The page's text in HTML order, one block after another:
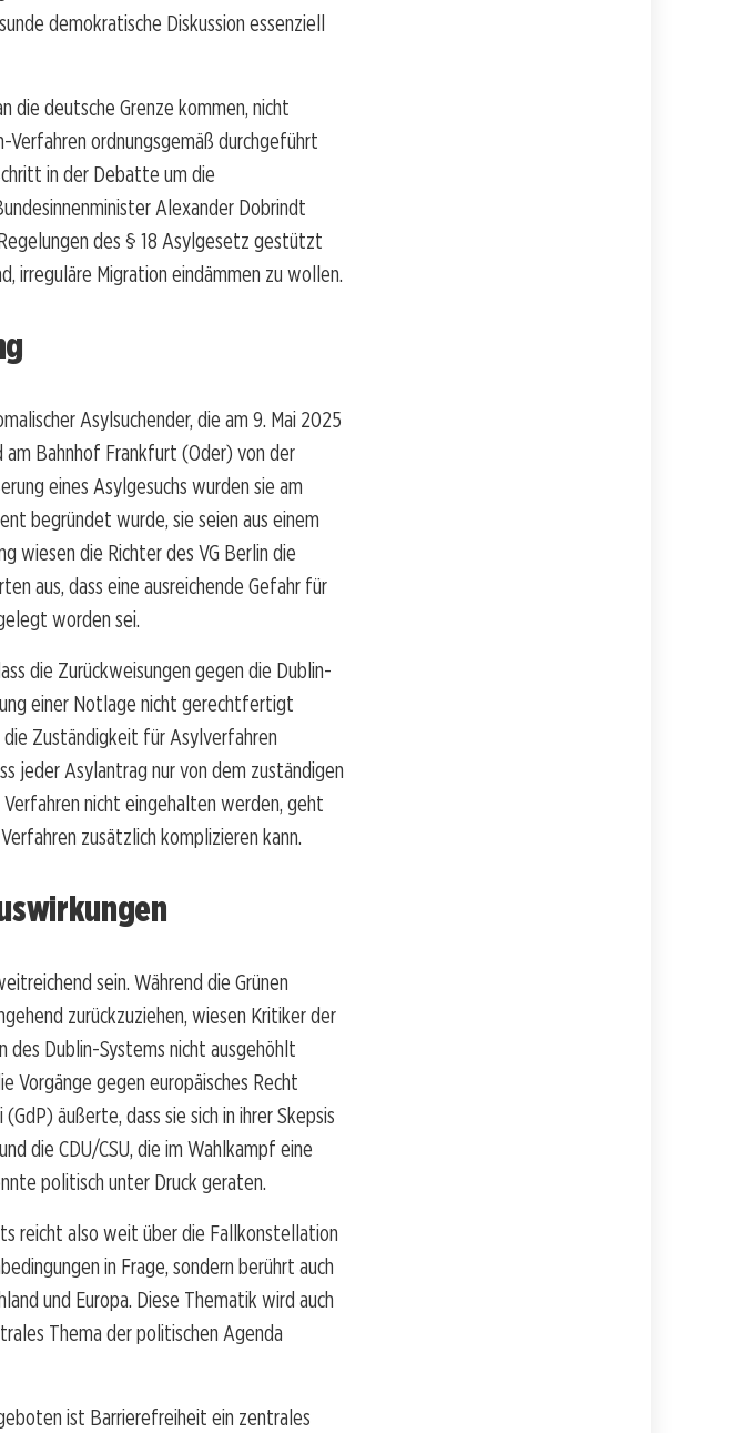
demokratische Diskussion essenziell
die deutsche Grenze kommen, nicht
ordnungsgemäß durchgeführt
in der Debatte um die
Alexander Dobrindt
des § 18 Asylgesetz gestützt
irreguläre Migration eindämmen zu wollen.
Asylsuchender, die am 9. Mai 2025
am Bahnhof Frankfurt (Oder) von der
eines Asylgesuchs wurden sie am
begründet wurde, sie seien aus einem
wiesen die Richter des VG Berlin die
aus, dass eine ausreichende Gefahr für
worden sei.
die Zurückweisungen gegen die Dublin-
einer Notlage nicht gerechtfertigt
Zuständigkeit für Asylverfahren
jeder Asylantrag nur von dem zuständigen
nicht eingehalten werden, geht
zusätzlich komplizieren kann.
sein. Während die Grünen
zurückzuziehen, wiesen Kritiker der
des Dublin-Systems nicht ausgehöhlt
Vorgänge gegen europäisches Recht
äußerte, dass sie sich in ihrer Skepsis
die CDU/CSU, die im Wahlkampf eine
politisch unter Druck geraten.
reicht also weit über die Fallkonstellation
in Frage, sondern berührt auch
und Europa. Diese Thematik wird auch
Thema der politischen Agenda
ist Barrierefreiheit ein zentrales